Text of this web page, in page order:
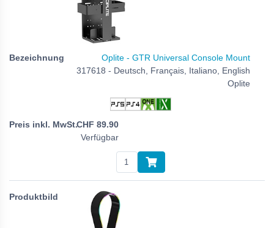
Oplite - GTR Universal Console Mount
317618 - Deutsch, Français, Italiano, English
Oplite
CHF 89.90
Verfügbar